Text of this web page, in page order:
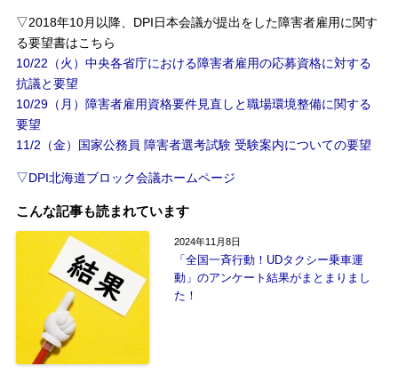
▽2018年10月以降、DPI日本会議が提出をした障害者雇用に関す
る要望書はこちら
10/22（火）中央各省庁における障害者雇用の応募資格に対する
抗議と要望
10/29（月）障害者雇用資格要件見直しと職場環境整備に関する
要望
11/2（金）国家公務員 障害者選考試験 受験案内についての要望
▽DPI北海道ブロック会議ホームページ
こんな記事も読まれています
2024年11月8日
「全国一斉行動！UDタクシー乗車運
動」のアンケート結果がまとまりまし
た！